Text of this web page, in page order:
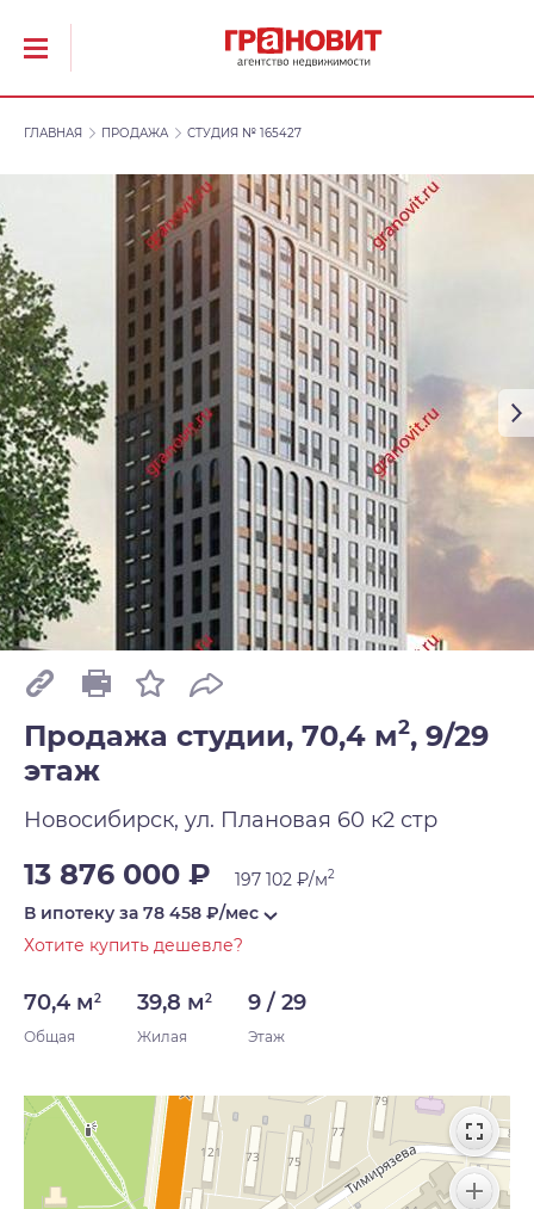
ГЛАВНАЯ ПРОДАЖА СТУДИЯ № 165427
Продажа студии, 70,4 м2, 9/29
этаж
Новосибирск, ул. Плановая 60 к2 стр
13 876 000 ₽ 197 102 ₽/м2
В ипотеку за 78 458 ₽/мес
Хотите купить дешевле?
70,4 м2
Общая
39,8 м2
Жилая
9 / 29
Этаж